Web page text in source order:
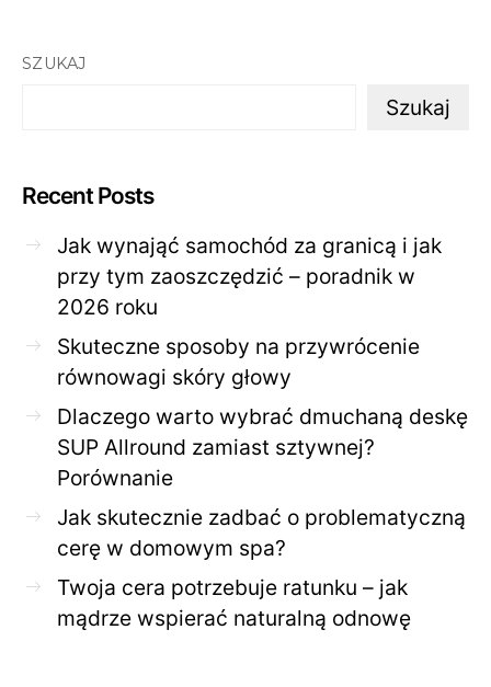
SZUKAJ
Szukaj
Recent Posts
Jak wynająć samochód za granicą i jak
przy tym zaoszczędzić – poradnik w
2026 roku
Skuteczne sposoby na przywrócenie
równowagi skóry głowy
Dlaczego warto wybrać dmuchaną deskę
SUP Allround zamiast sztywnej?
Porównanie
Jak skutecznie zadbać o problematyczną
cerę w domowym spa?
Twoja cera potrzebuje ratunku – jak
mądrze wspierać naturalną odnowę